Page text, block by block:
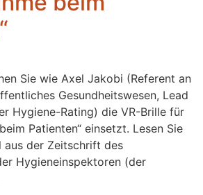
Sie wie Axel Jakobi (Referent an
Gesundheitswesen, Lead
Hygiene-Rating) die VR-Brille für
Patienten“ einsetzt. Lesen Sie
aus der Zeitschrift des
Hygieneinspektoren (der